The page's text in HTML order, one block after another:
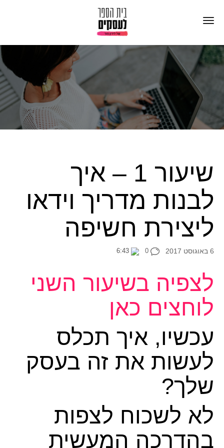
שיעור 1 – איך
לבנות מדריך וידאו
ליצירת חשיפה
6 באוגוסט 2017 0
6:43
לצפיה בשיעור השני
לוחצים כאן
עכשיו, איך תכלס
לעשות את זה בעסק
שלך?
לא לשכוח לצפות
בהדרכה המעשית